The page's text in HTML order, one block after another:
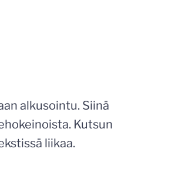
alkusointu. Siinä
Kutsun
liikaa.